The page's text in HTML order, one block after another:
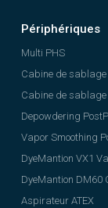
Périphériques
Multi PHS
Cabine de sablage
Cabine de sablage
Depowdering
Vapor Smoothing
DyeMantion VX1
DyeMantion DM60
Aspirateur ATEX